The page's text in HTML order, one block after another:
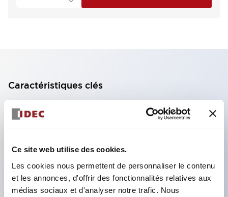
Ce site web utilise des cookies.
Les cookies nous permettent de personnaliser le contenu
et les annonces, d'offrir des fonctionnalités relatives aux
médias sociaux et d'analyser notre trafic. Nous
Caractéristiques clés
Bloc de contact à 2 étages avec 2 contacts,
permettant une configuration à 4 contacts
contact à 11 étages), 59,9 mm (*bloc de contact à
22 étages). Conception peu encombrante